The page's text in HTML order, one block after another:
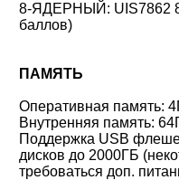
8-ЯДЕРНЫЙ: UIS7862
баллов)
ПАМЯТЬ
Оперативная память:
Внутренняя память:
Поддержка USB
дисков до 2000ГБ
требоваться доп.